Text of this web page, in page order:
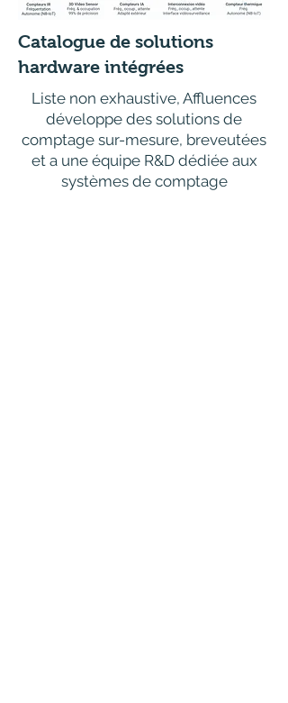
Catalogue de solutions
hardware intégrées
Liste non exhaustive, Affluences
développe des solutions de
comptage sur-mesure, breveutées
et a une équipe R&D dédiée aux
systèmes de comptage